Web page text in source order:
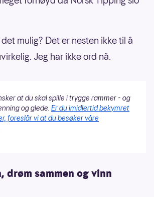
mulig? Det er nesten ikke til å
Jeg har ikke ord nå.
at du skal spille i trygge rammer - og
og glede. Er du imidlertid bekymret
foreslår vi at du besøker våre
drøm sammen og vinn